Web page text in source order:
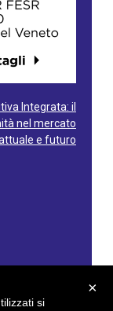
Integrata: il
nel mercato
e futuro
×
si